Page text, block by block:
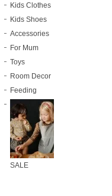
Kids Clothes
Kids Shoes
Accessories
For Mum
Toys
Room Decor
Feeding
SALE